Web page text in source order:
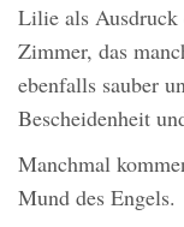
Lilie als Ausdruck
Zimmer, das
ebenfalls sauber
Bescheidenheit
Manchmal
Mund des Engels.